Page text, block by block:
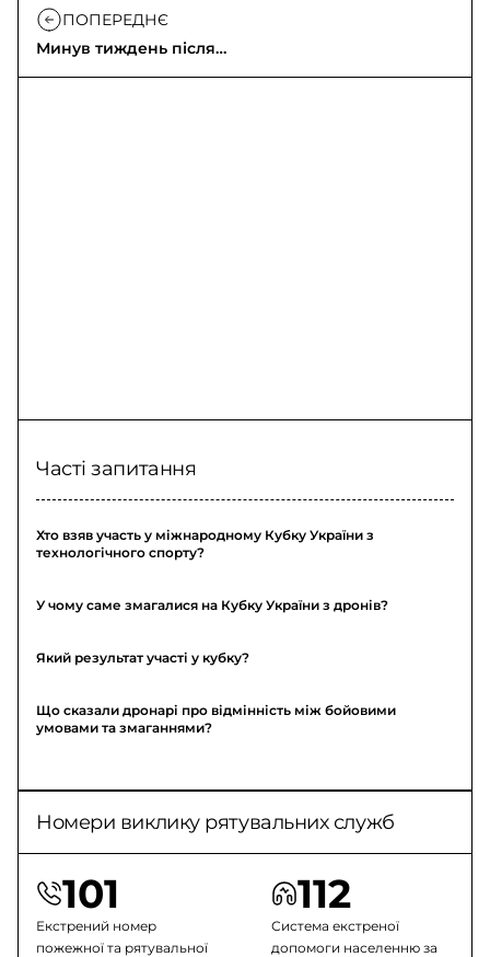
ПОПЕРЕДНЄ
Минув тиждень після
нічного обстрілу
Часті запитання
Хто взяв участь у міжнародному Кубку України з
технологічного спорту?
У чому саме змагалися на Кубку України з дронів?
Який результат участі у кубку?
Що сказали дронарі про відмінність між бойовими
умовами та змаганнями?
Номери виклику рятувальних служб
101
Екстрений номер
пожежної та рятувальної
112
Система екстреної
допомоги населенню за